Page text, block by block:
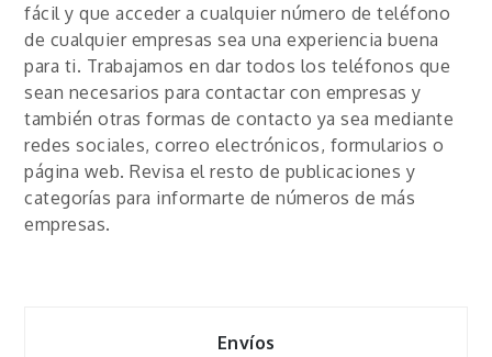
fácil y que acceder a cualquier número de teléfono
de cualquier empresas sea una experiencia buena
para ti. Trabajamos en dar todos los teléfonos que
sean necesarios para contactar con empresas y
también otras formas de contacto ya sea mediante
redes sociales, correo electrónicos, formularios o
página web. Revisa el resto de publicaciones y
categorías para informarte de números de más
empresas.
Envíos